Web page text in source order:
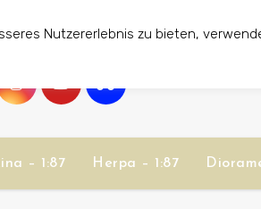
– 1:87 Herpa – 1:87
Nutzererlebnis zu bieten,